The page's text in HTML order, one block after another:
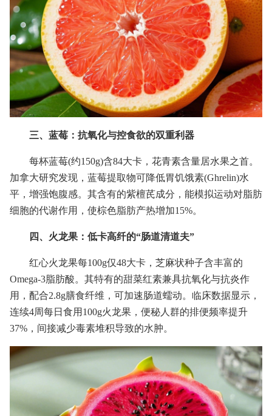
三、蓝莓：抗氧化与控食欲的双重利器
每杯蓝莓(约150g)含84大卡，花青素含量居水果之首。
加拿大研究发现，蓝莓提取物可降低胃饥饿素(Ghrelin)水
平，增强饱腹感。其含有的紫檀芪成分，能模拟运动对脂肪
细胞的代谢作用，使棕色脂肪产热增加15%。
四、火龙果：低卡高纤的“肠道清道夫”
红心火龙果每100g仅48大卡，芝麻状种子含丰富的
Omega-3脂肪酸。其特有的甜菜红素兼具抗氧化与抗炎作
用，配合2.8g膳食纤维，可加速肠道蠕动。临床数据显示，
连续4周每日食用100g火龙果，便秘人群的排便频率提升
37%，间接减少毒素堆积导致的水肿。